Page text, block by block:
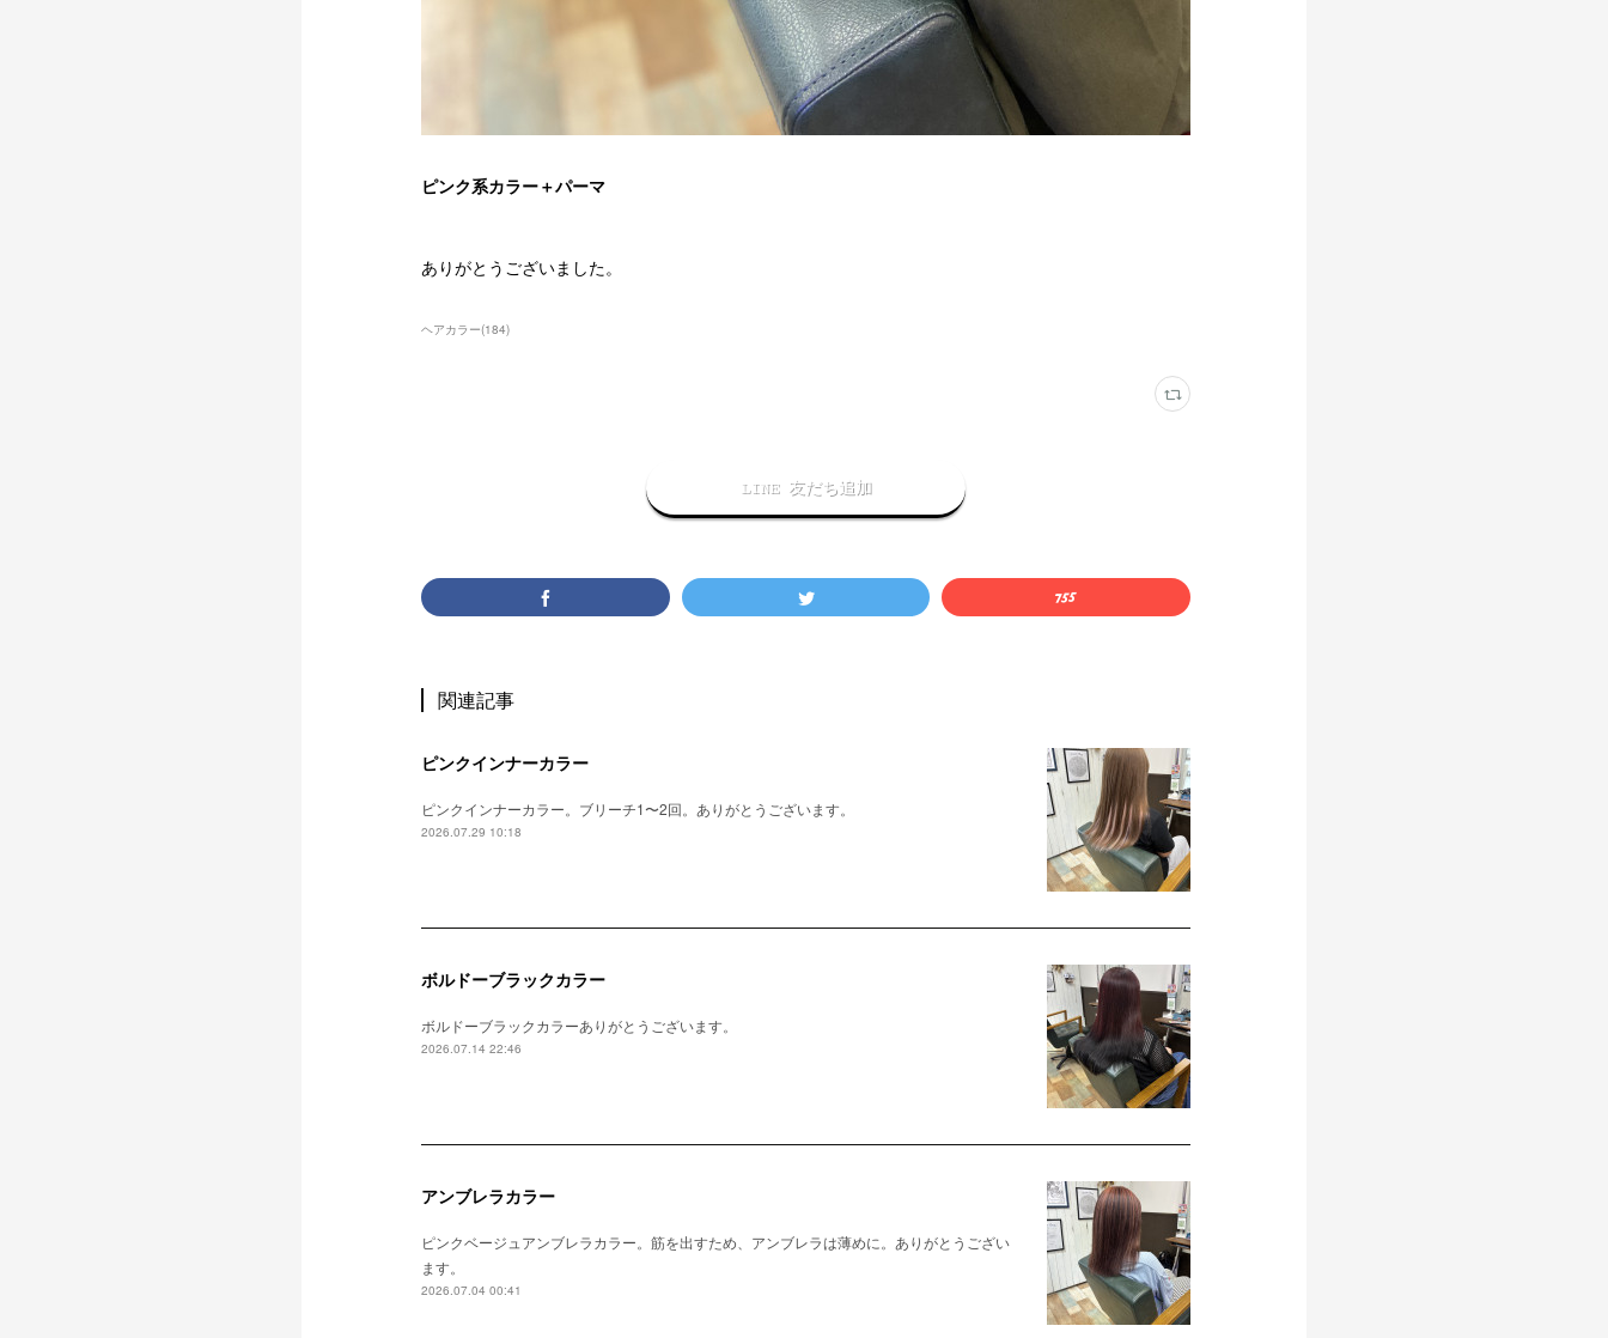
ピンク系カラー＋パーマ
ありがとうございました。
ヘアカラー(184)
LINE 友だち追加
関連記事
ピンクインナーカラー
ピンクインナーカラー。ブリーチ1〜2回。ありがとうございます。
2026.07.29 10:18
ボルドーブラックカラー
ボルドーブラックカラーありがとうございます。
2026.07.14 22:46
アンブレラカラー
ピンクベージュアンブレラカラー。筋を出すため、アンブレラは薄めに。ありがとうござい
ます。
2026.07.04 00:41